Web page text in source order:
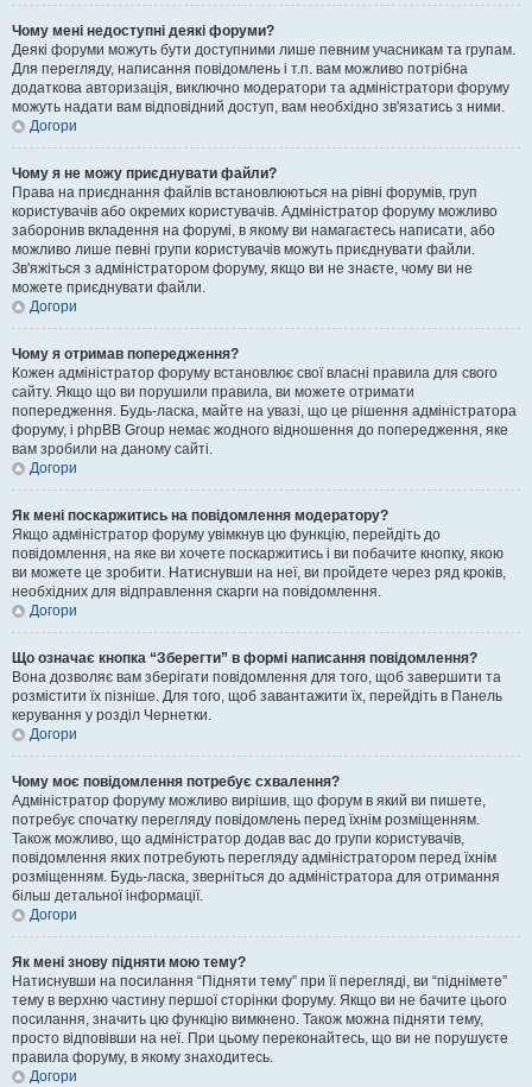
Чому мені недоступні деякі форуми?
Деякі форуми можуть бути доступними лише певним учасникам та групам.
Для перегляду, написання повідомлень і т.п. вам можливо потрібна
додаткова авторизація, виключно модератори та адміністратори форуму
можуть надати вам відповідний доступ, вам необхідно зв'язатись з ними.
Догори
Чому я не можу приєднувати файли?
Права на приєднання файлів встановлюються на рівні форумів, груп
користувачів або окремих користувачів. Адміністратор форуму можливо
заборонив вкладення на форумі, в якому ви намагаєтесь написати, або
можливо лише певні групи користувачів можуть приєднувати файли.
Зв'яжіться з адміністратором форуму, якщо ви не знаєте, чому ви не
можете приєднувати файли.
Догори
Чому я отримав попередження?
Кожен адміністратор форуму встановлює свої власні правила для свого
сайту. Якщо що ви порушили правила, ви можете отримати
попередження. Будь-ласка, майте на увазі, що це рішення адміністратора
форуму, і phpBB Group немає жодного відношення до попередження, яке
вам зробили на даному сайті.
Догори
Як мені поскаржитись на повідомлення модератору?
Якщо адміністратор форуму увімкнув цю функцію, перейдіть до
повідомлення, на яке ви хочете поскаржитись і ви побачите кнопку, якою
ви можете це зробити. Натиснувши на неї, ви пройдете через ряд кроків,
необхідних для відправлення скарги на повідомлення.
Догори
Що означає кнопка “Зберегти” в формі написання повідомлення?
Вона дозволяє вам зберігати повідомлення для того, щоб завершити та
розмістити їх пізніше. Для того, щоб завантажити їх, перейдіть в Панель
керування у розділ Чернетки.
Догори
Чому моє повідомлення потребує схвалення?
Адміністратор форуму можливо вирішив, що форум в який ви пишете,
потребує спочатку перегляду повідомлень перед їхнім розміщенням.
Також можливо, що адміністратор додав вас до групи користувачів,
повідомлення яких потребують перегляду адміністратором перед їхнім
розміщенням. Будь-ласка, зверніться до адміністратора для отримання
більш детальної інформації.
Догори
Як мені знову підняти мою тему?
Натиснувши на посилання “Підняти тему” при її перегляді, ви “піднімете”
тему в верхню частину першої сторінки форуму. Якщо ви не бачите цього
посилання, значить цю функцію вимкнено. Також можна підняти тему,
просто відповівши на неї. При цьому переконайтесь, що ви не порушуєте
правила форуму, в якому знаходитесь.
Догори